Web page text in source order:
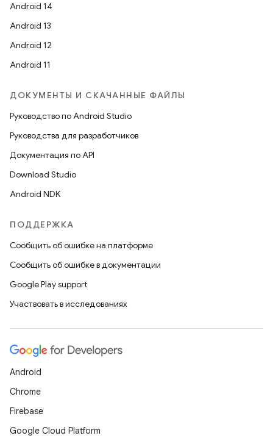
Android 14
Android 13
Android 12
Android 11
ДОКУМЕНТЫ И СКАЧАННЫЕ ФАЙЛЫ
Руководство по Android Studio
Руководства для разработчиков
Документация по API
Download Studio
Android NDK
ПОДДЕРЖКА
Сообщить об ошибке на платформе
Сообщить об ошибке в документации
Google Play support
Участвовать в исследованиях
Android
Chrome
Firebase
Google Cloud Platform